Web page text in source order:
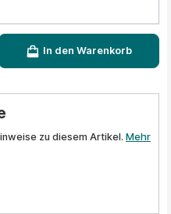
oder benutze die Schaltflächen um die
In den Warenkorb
zu diesem Artikel. Mehr